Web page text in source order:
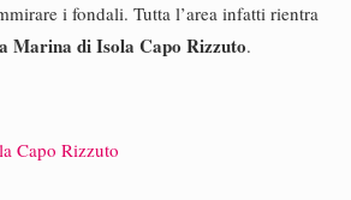
i fondali. Tutta l’area infatti rientra
Marina di Isola Capo Rizzuto.
Capo Rizzuto